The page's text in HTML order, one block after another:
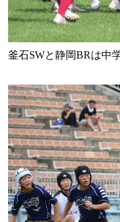
釜石SWと静岡BRは中